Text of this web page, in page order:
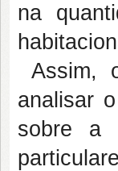
na
Assim,
analisar
sobre a